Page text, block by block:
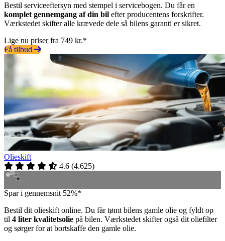
Bestil serviceeftersyn med stempel i servicebogen. Du får en
komplet gennemgang af din bil efter producentens forskrifter.
Værkstedet skifter alle krævede dele så bilens garanti er sikret.
Lige nu priser fra 749 kr.*
Få tilbud
Olieskift
4.6 (4.625)
Spar i gennemsnit 52%*
Bestil dit olieskift online. Du får tømt bilens gamle olie og fyldt op
til 4 liter kvalitetsolie på bilen. Værkstedet skifter også dit oliefilter
og sørger for at bortskaffe den gamle olie.